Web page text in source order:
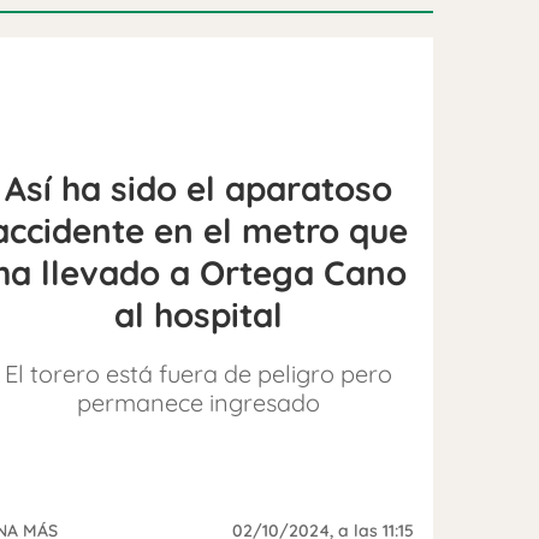
Así ha sido el aparatoso
en el metro que
llevado a Ortega Cano
al hospital
El torero está fuera de peligro pero
permanece ingresado
MÁS 02/10/2024, a las 11:15